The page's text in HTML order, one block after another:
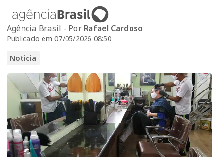
Agência Brasil - Por Rafael Cardoso
Publicado em 07/05/2026 08:50
Noticia